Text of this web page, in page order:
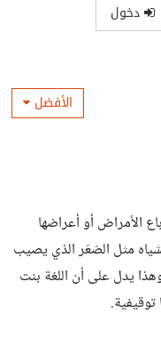
دخول
الأفضل
الأمراض أو أعراضها
مثل الصَعَر الذي يصيب
يدل على أن اللغة بنت
توقيفية.